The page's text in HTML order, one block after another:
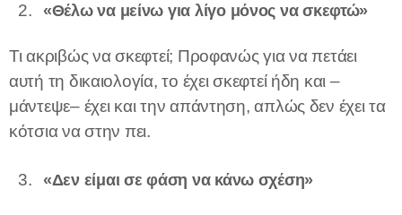
«Θέλω να μείνω για λίγο μόνος να σκεφτώ»
Τι ακριβώς να σκεφτεί; Προφανώς για να πετάει
αυτή τη δικαιολογία, το έχει σκεφτεί ήδη και –
μάντεψε– έχει και την απάντηση, απλώς δεν έχει τα
κότσια να στην πει.
«Δεν είμαι σε φάση να κάνω σχέση»